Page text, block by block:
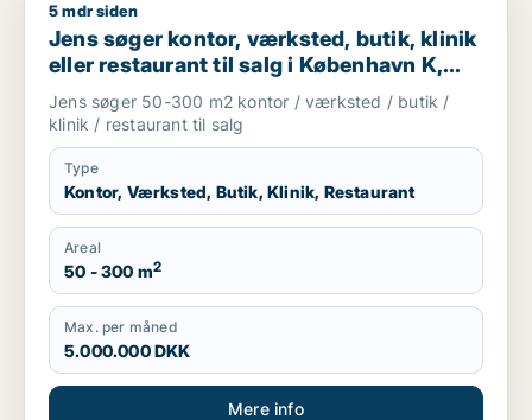
Jens søger kontor, værksted, butik, klinik eller restaurant til
5 mdr siden
Jens søger kontor, værksted, butik, klinik
eller restaurant til salg i København K,
Vesterbro eller Frederiksberg m.fl.
Jens søger 50-300 m2 kontor / værksted / butik /
klinik / restaurant til salg
Type
Kontor, Værksted, Butik, Klinik, Restaurant
Areal
50 - 300 m2
Max. per måned
5.000.000 DKK
Mere info